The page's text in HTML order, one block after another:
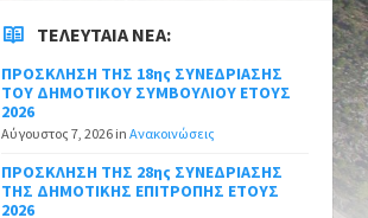
ΤΕΛΕΥΤΑΊΑ ΝΈΑ:
ΠΡΟΣΚΛΗΣΗ ΤΗΣ 18ης ΣΥΝΕΔΡΙΑΣΗΣ
ΤΟΥ ΔΗΜΟΤΙΚΟΥ ΣΥΜΒΟΥΛΙΟΥ ΕΤΟΥΣ
2026
Αύγουστος 7, 2026 inΑνακοινώσεις
ΠΡΟΣΚΛΗΣΗ ΤΗΣ 28ης ΣΥΝΕΔΡΙΑΣΗΣ
ΤΗΣ ΔΗΜΟΤΙΚΗΣ ΕΠΙΤΡΟΠΗΣ ΕΤΟΥΣ
2026